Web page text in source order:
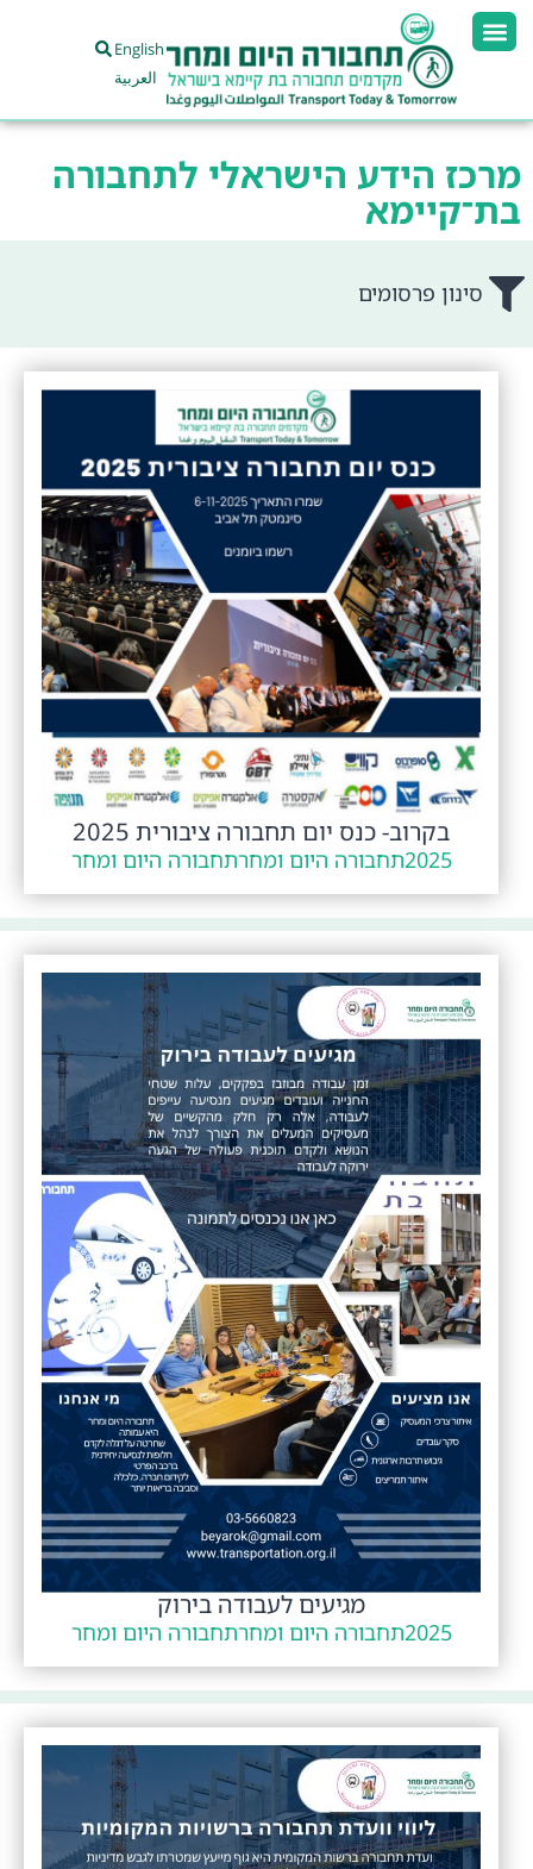
English
العربية
מרכז הידע הישראלי לתחבורה
בת־קיימא
סינון פרסומים
בקרוב- כנס יום תחבורה ציבורית 2025
2025תחבורה היום ומחרתחבורה היום ומחר
מגיעים לעבודה בירוק
2025תחבורה היום ומחרתחבורה היום ומחר